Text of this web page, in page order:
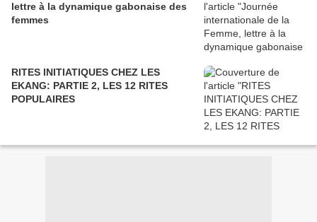
lettre à la dynamique gabonaise des
femmes
RITES INITIATIQUES CHEZ LES
EKANG: PARTIE 2, LES 12 RITES
POPULAIRES